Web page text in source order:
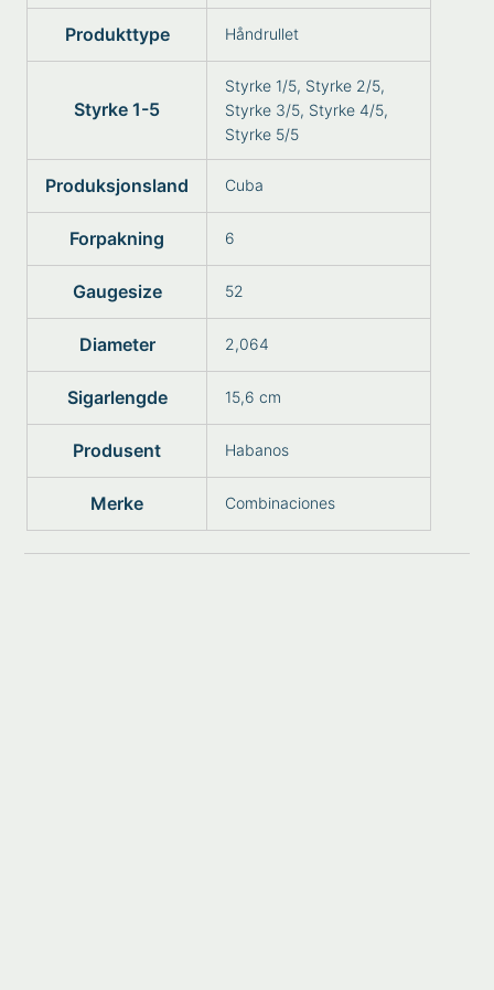
Produkttype Håndrullet
Styrke 1-5
Styrke 1/5, Styrke 2/5,
Styrke 3/5, Styrke 4/5,
Styrke 5/5
Produksjonsland Cuba
Forpakning 6
Gaugesize 52
Diameter 2,064
Sigarlengde 15,6 cm
Produsent Habanos
Merke Combinaciones